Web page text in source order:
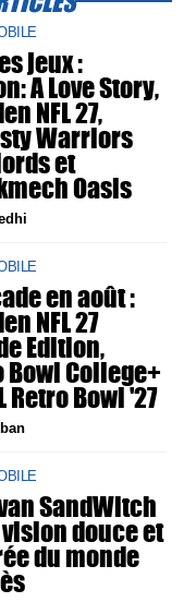
jeux :
A Love Story,
NFL 27,
Warriors
et
Oasis
en août :
NFL 27
Edition,
Bowl College+
Retro Bowl '27
SandWitch
douce et
du monde